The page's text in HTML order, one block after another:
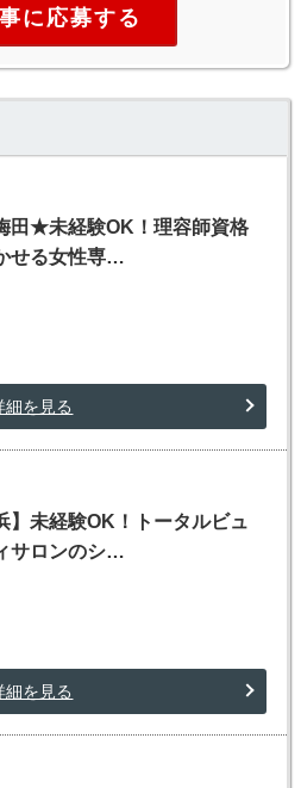
に応募する
田★未経験OK！理容師資格
せる女性専…
細を見る
】未経験OK！トータルビュ
サロンのシ…
細を見る